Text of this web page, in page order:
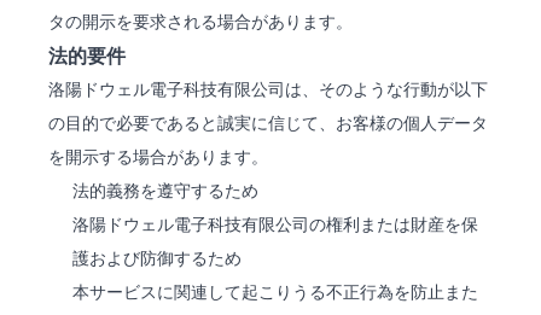
タの開示を要求される場合があります。
法的要件
洛陽ドウェル電子科技有限公司は、そのような行動が以下
の目的で必要であると誠実に信じて、お客様の個人データ
を開示する場合があります。
法的義務を遵守するため
洛陽ドウェル電子科技有限公司の権利または財産を保
護および防御するため
本サービスに関連して起こりうる不正行為を防止また